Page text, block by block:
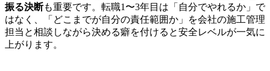
振る決断も重要です。転職1〜3年目は「自分でやれるか」で
はなく、「どこまでが自分の責任範囲か」を会社の施工管理
担当と相談しながら決める癖を付けると安全レベルが一気に
上がります。